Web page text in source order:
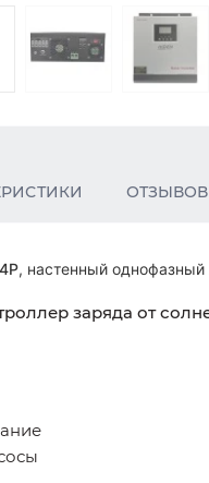
ОТЗЫВОВ
, настенный однофазный
заряда от